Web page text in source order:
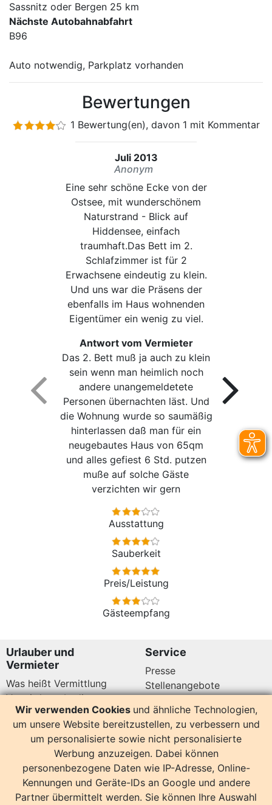
Sassnitz oder Bergen 25 km
Nächste Autobahnabfahrt
B96
Auto notwendig, Parkplatz vorhanden
Bewertungen
1 Bewertung(en), davon 1 mit Kommentar
Juli 2013
Anonym
Eine sehr schöne Ecke von der
Ostsee, mit wunderschönem
Naturstrand - Blick auf
Hiddensee, einfach
traumhaft.Das Bett im 2.
Schlafzimmer ist für 2
Erwachsene eindeutig zu klein.
Und uns war die Präsens der
ebenfalls im Haus wohnenden
Eigentümer ein wenig zu viel.
Antwort vom Vermieter
Das 2. Bett muß ja auch zu klein
sein wenn man heimlich noch
andere unangemeldetete
Personen übernachten läst. Und
die Wohnung wurde so saumäßig
hinterlassen daß man für ein
neugebautes Haus von 65qm
und alles gefiest 6 Std. putzen
muße auf solche Gäste
verzichten wir gern
Ausstattung
Sauberkeit
Preis/Leistung
Gästeempfang
Urlauber und
Vermieter
Was heißt Vermittlung
Vermittlungsbedingungen
Datenschutz
Service
Presse
Stellenangebote
Kundenbewertungen
14160 Bewertungen
Hier sind wir auch
Wir verwenden Cookies und ähnliche Technologien,
um unsere Website bereitzustellen, zu verbessern und
um personalisierte sowie nicht personalisierte
Werbung anzuzeigen. Dabei können
personenbezogene Daten wie IP-Adresse, Online-
Kennungen und Geräte-IDs an Google und andere
Partner übermittelt werden. Sie können Ihre Auswahl